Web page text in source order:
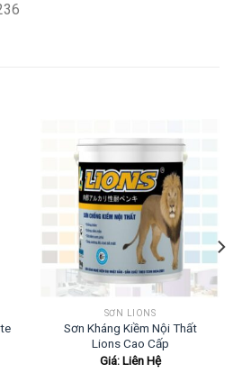
SƠN LIONS
Sơn Kháng Kiềm Nội Thất
Lions Cao Cấp
Giá: Liên Hệ